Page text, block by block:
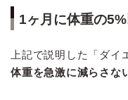
1ヶ月に体重の
上記で説明した「ダイ
体重を急激に減らさな